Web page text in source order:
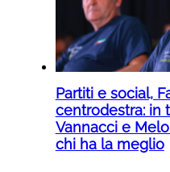
Partiti e social,
centrodestra: in
Vannacci e
chi ha la meglio